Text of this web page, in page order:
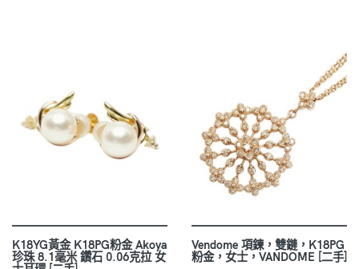
K18YG黃金 K18PG粉金 Akoya
珍珠 8.1毫米 鑽石 0.06克拉 女
Vendome 項鍊，雙鏈，K18PG
粉金，女士，VANDOME [二手]